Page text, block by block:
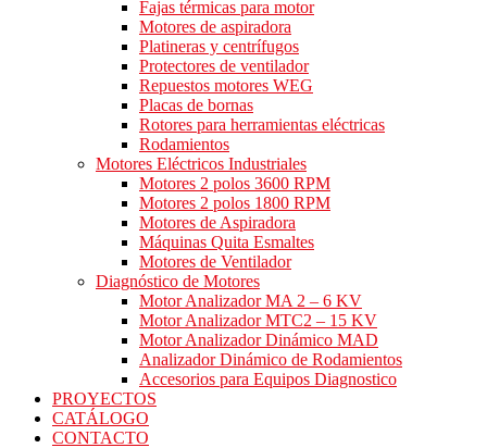
Fajas térmicas para motor
Motores de aspiradora
Platineras y centrífugos
Protectores de ventilador
Repuestos motores WEG
Placas de bornas
Rotores para herramientas eléctricas
Rodamientos
Motores Eléctricos Industriales
Motores 2 polos 3600 RPM
Motores 2 polos 1800 RPM
Motores de Aspiradora
Máquinas Quita Esmaltes
Motores de Ventilador
Diagnóstico de Motores
Motor Analizador MA 2 – 6 KV
Motor Analizador MTC2 – 15 KV
Motor Analizador Dinámico MAD
Analizador Dinámico de Rodamientos
Accesorios para Equipos Diagnostico
PROYECTOS
CATÁLOGO
CONTACTO